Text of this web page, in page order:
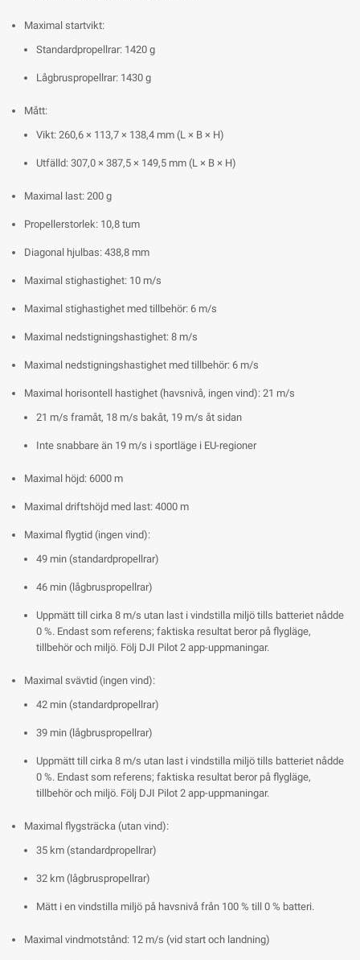
Maximal startvikt:
Standardpropellrar: 1420 g
Lågbruspropellrar: 1430 g
Mått:
Vikt: 260,6 × 113,7 × 138,4 mm (L × B × H)
Utfälld: 307,0 × 387,5 × 149,5 mm (L × B × H)
Maximal last: 200 g
Propellerstorlek: 10,8 tum
Diagonal hjulbas: 438,8 mm
Maximal stighastighet: 10 m/s
Maximal stighastighet med tillbehör: 6 m/s
Maximal nedstigningshastighet: 8 m/s
Maximal nedstigningshastighet med tillbehör: 6 m/s
Maximal horisontell hastighet (havsnivå, ingen vind): 21 m/s
21 m/s framåt, 18 m/s bakåt, 19 m/s åt sidan
Inte snabbare än 19 m/s i sportläge i EU-regioner
Maximal höjd: 6000 m
Maximal driftshöjd med last: 4000 m
Maximal flygtid (ingen vind):
49 min (standardpropellrar)
46 min (lågbruspropellrar)
Uppmätt till cirka 8 m/s utan last i vindstilla miljö tills batteriet nådde
0 %. Endast som referens; faktiska resultat beror på flygläge,
tillbehör och miljö. Följ DJI Pilot 2 app-uppmaningar.
Maximal svävtid (ingen vind):
42 min (standardpropellrar)
39 min (lågbruspropellrar)
Uppmätt till cirka 8 m/s utan last i vindstilla miljö tills batteriet nådde
0 %. Endast som referens; faktiska resultat beror på flygläge,
tillbehör och miljö. Följ DJI Pilot 2 app-uppmaningar.
Maximal flygsträcka (utan vind):
35 km (standardpropellrar)
32 km (lågbruspropellrar)
Mätt i en vindstilla miljö på havsnivå från 100 % till 0 % batteri.
Maximal vindmotstånd: 12 m/s (vid start och landning)